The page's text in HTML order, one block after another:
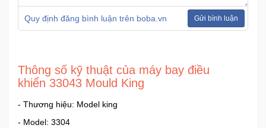
Quy định đăng bình luận trên boba.vn Gửi bình luận
Thông số kỹ thuật của máy bay điều
khiển 33043 Mould King
- Thương hiệu: Model king
- Model: 3304